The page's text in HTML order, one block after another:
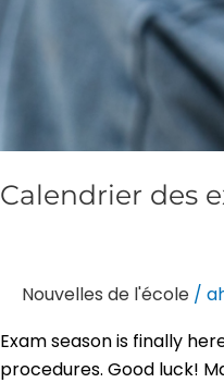
Calendrier des
Nouvelles de l'école /
Exam season is finally
procedures. Good luck!